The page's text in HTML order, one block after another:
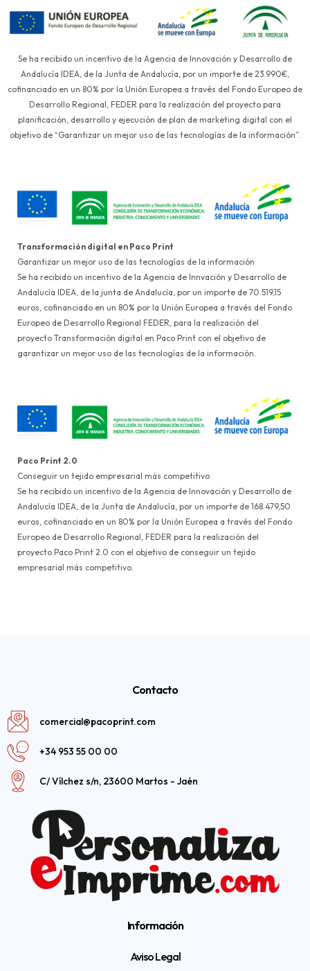
Se ha recibido un incentivo de la Agencia de Innovación y Desarrollo de
Andalucía IDEA, de la Junta de Andalucía, por un importe de 23.990€,
cofinanciado en un 80% por la Unión Europea a través del Fondo Europeo de
Desarrollo Regional, FEDER para la realización del proyecto para
planificación, desarrollo y ejecución de plan de marketing digital con el
objetivo de “Garantizar un mejor uso de las tecnologías de la información”.
Transformación digital en Paco Print
Garantizar un mejor uso de las tecnologías de la información
Se ha recibido un incentivo de la Agencia de Innvación y Desarrollo de
Andalucía IDEA, de la junta de Andalucía, por un importe de 70.519,15
euros, cofinanciado en un 80% por la Unión Europea a través del Fondo
Europeo de Desarrollo Regional FEDER, para la realización del
proyecto Transformación digital en Paco Print con el objetivo de
garantizar un mejor uso de las tecnologías de la información.
Paco Print 2.0
Conseguir un tejido empresarial más competitivo
Se ha recibido un incentivo de la Agencia de Innovación y Desarrollo de
Andalucía IDEA, de la Junta de Andalucía, por un importe de 168.479,50
euros, cofinanciado en un 80% por la Unión Europea a través del Fondo
Europeo de Desarrollo Regional, FEDER para la realización del
proyecto Paco Print 2.0 con el objetivo de conseguir un tejido
empresarial más competitivo.
Contacto
comercial@pacoprint.com
+34 953 55 00 00
C/ Vílchez s/n, 23600 Martos - Jaén
Información
Aviso Legal